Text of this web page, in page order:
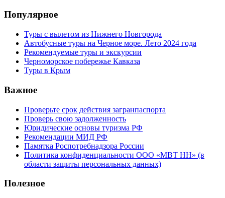
Популярное
Туры с вылетом из Нижнего Новгорода
Автобусные туры на Черное море. Лето 2024 года
Рекомендуемые туры и экскурсии
Черноморское побережье Кавказа
Туры в Крым
Важное
Проверьте срок действия загранпаспорта
Проверь свою задолженность
Юридические основы туризма РФ
Рекомендации МИД РФ
Памятка Роспотребнадзора России
Политика конфиденциальности ООО «МВТ НН» (в
области защиты персональных данных)
Полезное